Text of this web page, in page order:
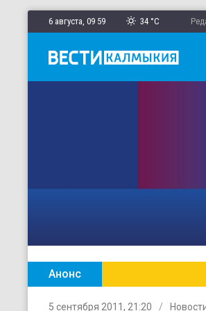
6 августа, 09 59 34 °C
Анонс Главные
5 сентября 2011, 21:20